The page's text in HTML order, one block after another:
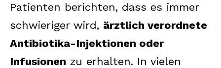
Patienten berichten, dass es immer
schwieriger wird, ärztlich verordnete
Antibiotika-Injektionen oder
Infusionen zu erhalten. In vielen